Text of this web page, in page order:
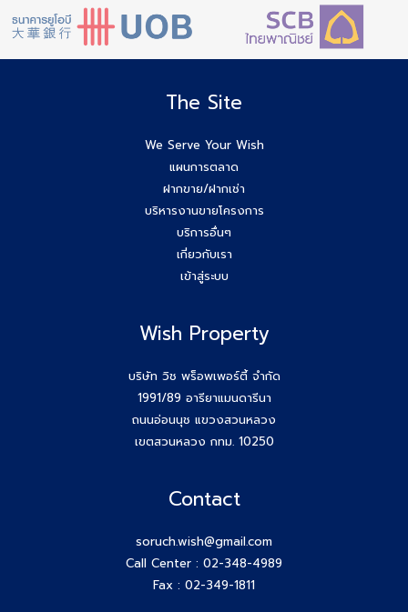
The Site
We Serve Your Wish
แผนการตลาด
ฝากขาย/ฝากเช่า
บริหารงานขายโครงการ
บริการอื่นๆ
เกี่ยวกับเรา
เข้าสู่ระบบ
Wish Property
บริษัท วิช พร็อพเพอร์ตี้ จำกัด
1991/89 อารียาแมนดารีนา
ถนนอ่อนนุช แขวงสวนหลวง
เขตสวนหลวง กทม. 10250
Contact
soruch.wish@gmail.com
Call Center : 02-348-4989
Fax : 02-349-1811